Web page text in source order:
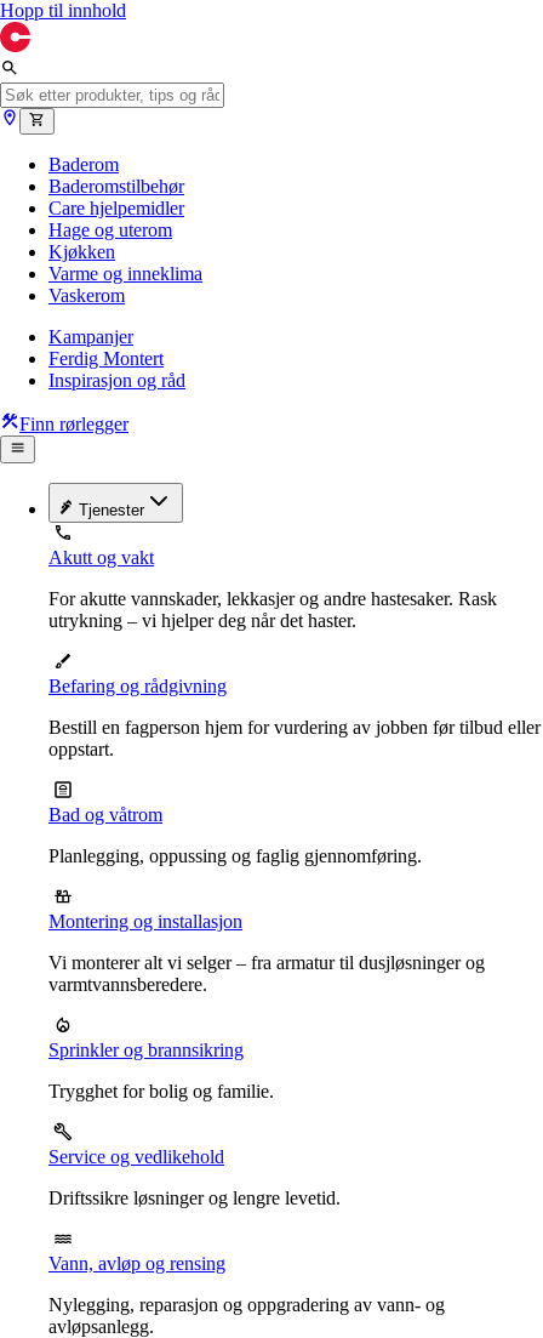
Hopp til innhold
Baderom
Baderomstilbehør
Care hjelpemidler
Hage og uterom
Kjøkken
Varme og inneklima
Vaskerom
Kampanjer
Ferdig Montert
Inspirasjon og råd
Finn rørlegger
Tjenester
Akutt og vakt
For akutte vannskader, lekkasjer og andre hastesaker. Rask
utrykning – vi hjelper deg når det haster.
Befaring og rådgivning
Bestill en fagperson hjem for vurdering av jobben før tilbud eller
oppstart.
Bad og våtrom
Planlegging, oppussing og faglig gjennomføring.
Montering og installasjon
Vi monterer alt vi selger – fra armatur til dusjløsninger og
varmtvannsberedere.
Sprinkler og brannsikring
Trygghet for bolig og familie.
Service og vedlikehold
Driftssikre løsninger og lengre levetid.
Vann, avløp og rensing
Nylegging, reparasjon og oppgradering av vann- og
avløpsanlegg.